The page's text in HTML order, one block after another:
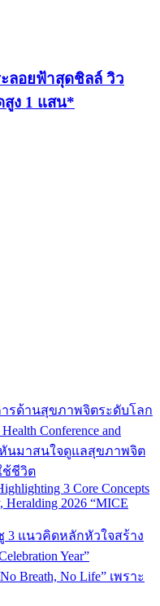
ลอยฟ้าสุดชิลล์ วิว
ง 1 แสน*
รด้านสุขภาพจิตระดับโลก
Conference and
หันมาสนใจดูแลสุขภาพจิต
ช้ชีวิต
3 Core Concepts
2026 “MICE
3 แนวคิดหลักหัวใจสร้าง
Year”
Breath, No Life” เพราะ